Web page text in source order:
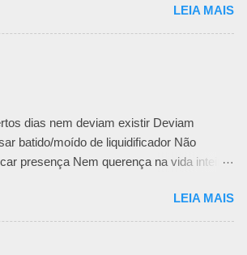
necessária para ir desafiando teias e
e ir abrindo pedacinhos que outra pessoa
feridas e nossos curativos emocionais.
fria e racional de trancar emoções. Pode
falta de generosidade que esconde
passadas e nunca resolvidas. Não
para lidar com as dores que daí
LEIA MAIS
dias nem deviam existir Deviam
batido/moído de liquidificador Não
presença Nem querença na vida inteira
posseiros nas profundezas do querer
Ficam ali quietinhos/matreiros
LEIA MAIS